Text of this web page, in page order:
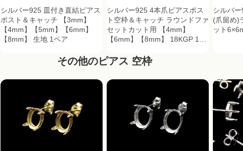
シルバー925 皿付き直結ピアス
ポスト＆キャッチ 【3mm】
【4mm】【5mm】【6mm】
【8mm】 生地 1ペア
シルバー925 4本爪ピアスポス
ト空枠＆キャッチ ラウンドファ
セットカット用 【4mm】
【6mm】【8mm】 18KGP 1ペ
シルバ
(爪留め)
ット
その他のピアス 空枠